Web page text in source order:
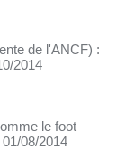
de l'ANCF) :
2014
le foot
01/08/2014